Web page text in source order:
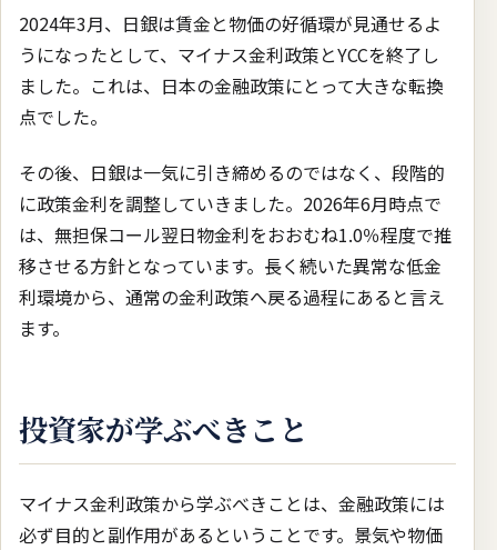
2024年3月、日銀は賃金と物価の好循環が見通せるよ
うになったとして、マイナス金利政策とYCCを終了し
ました。これは、日本の金融政策にとって大きな転換
点でした。
その後、日銀は一気に引き締めるのではなく、段階的
に政策金利を調整していきました。2026年6月時点で
は、無担保コール翌日物金利をおおむね1.0％程度で推
移させる方針となっています。長く続いた異常な低金
利環境から、通常の金利政策へ戻る過程にあると言え
ます。
投資家が学ぶべきこと
マイナス金利政策から学ぶべきことは、金融政策には
必ず目的と副作用があるということです。景気や物価